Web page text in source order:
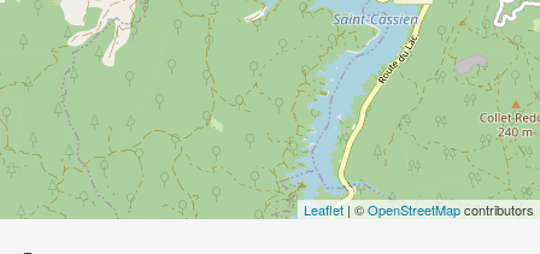
Leaflet| ©OpenStreetMapcontributors